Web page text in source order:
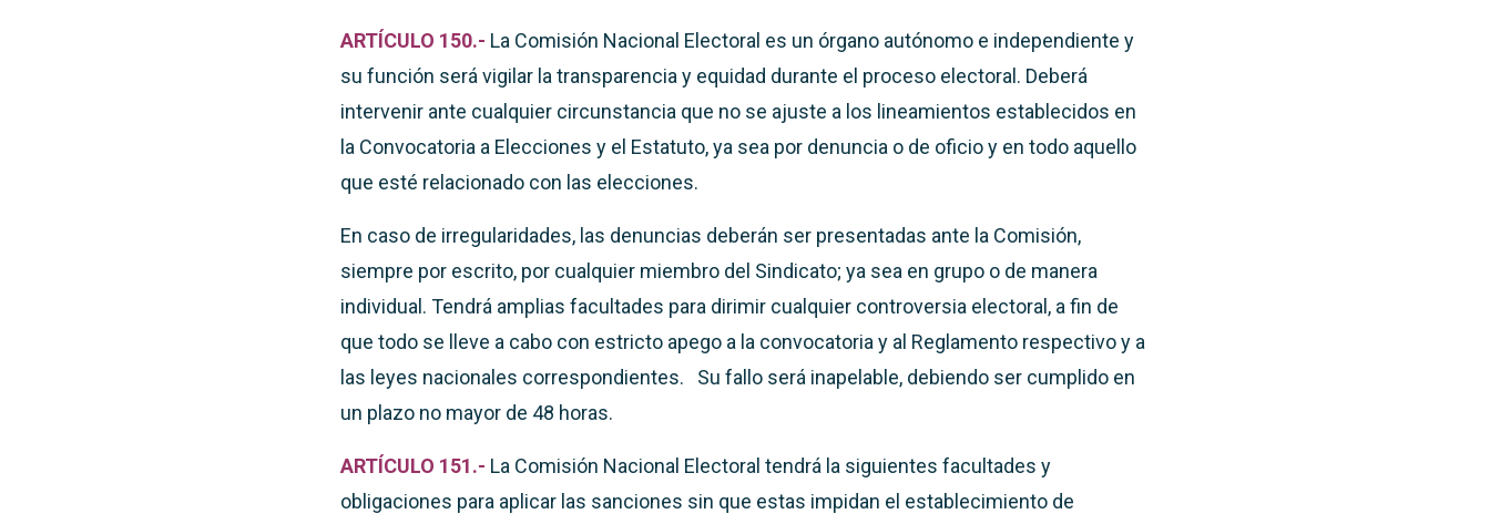
ARTÍCULO 150.- La Comisión Nacional Electoral es un órgano autónomo e independiente y
su función será vigilar la transparencia y equidad durante el proceso electoral. Deberá
intervenir ante cualquier circunstancia que no se ajuste a los lineamientos establecidos en
la Convocatoria a Elecciones y el Estatuto, ya sea por denuncia o de oficio y en todo aquello
que esté relacionado con las elecciones.
En caso de irregularidades, las denuncias deberán ser presentadas ante la Comisión,
siempre por escrito, por cualquier miembro del Sindicato; ya sea en grupo o de manera
individual. Tendrá amplias facultades para dirimir cualquier controversia electoral, a fin de
que todo se lleve a cabo con estricto apego a la convocatoria y al Reglamento respectivo y a
las leyes nacionales correspondientes. Su fallo será inapelable, debiendo ser cumplido en
un plazo no mayor de 48 horas.
ARTÍCULO 151.- La Comisión Nacional Electoral tendrá la siguientes facultades y
obligaciones para aplicar las sanciones sin que estas impidan el establecimiento de